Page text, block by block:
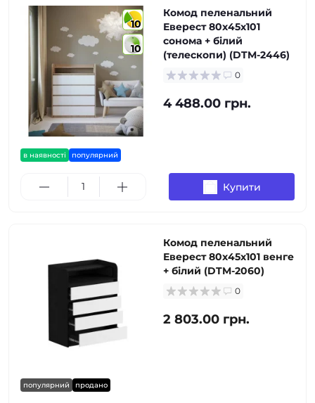
10
10
в наявності популярний
Комод пеленальний
Еверест 80х45х101
сонома + білий
(телескопи) (DTM-2446)
0
4 488.00 грн.
Купити
популярний продано
Комод пеленальний
Еверест 80х45х101 венге
+ білий (DTM-2060)
0
2 803.00 грн.